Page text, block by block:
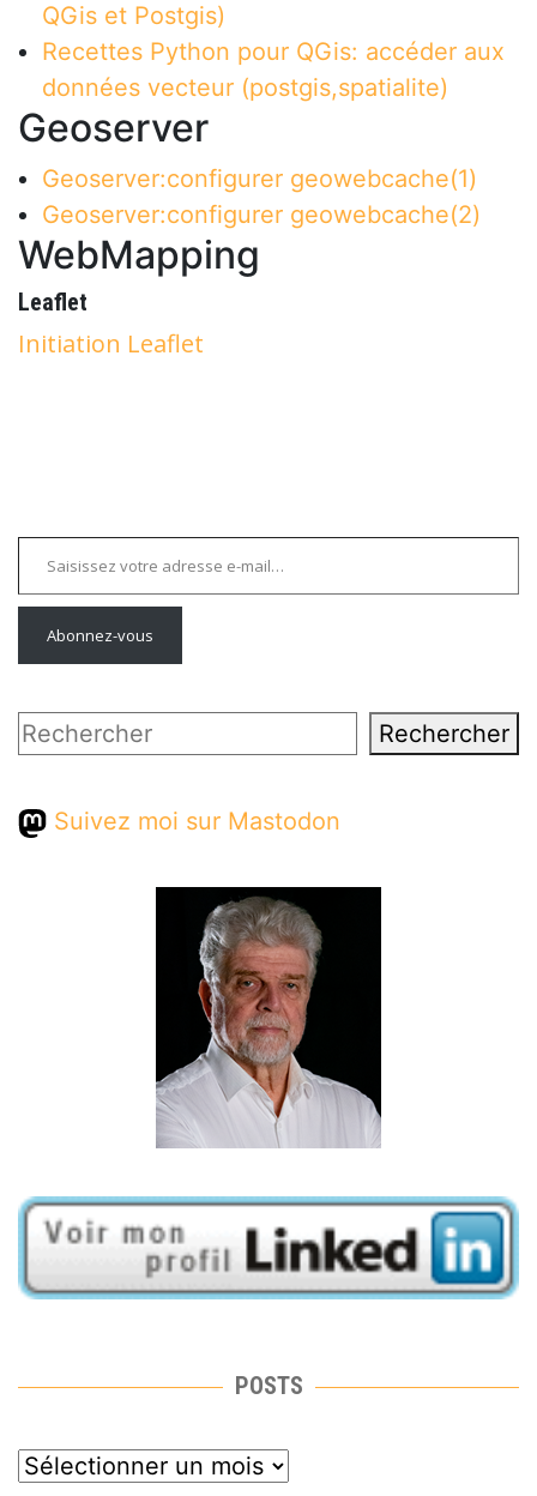
QGis et Postgis)
Recettes Python pour QGis: accéder aux
données vecteur (postgis,spatialite)
Geoserver
Geoserver:configurer geowebcache(1)
Geoserver:configurer geowebcache(2)
WebMapping
Leaflet
Initiation Leaflet
Saisissez votre adresse e-mail…
Abonnez-vous
Rechercher Rechercher
Suivez moi sur Mastodon
POSTS
posts